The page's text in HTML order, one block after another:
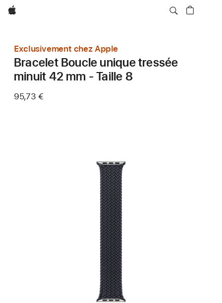
Apple
Exclusivement chez Apple
Bracelet Boucle unique tressée
minuit 42 mm - Taille 8
95,73 €